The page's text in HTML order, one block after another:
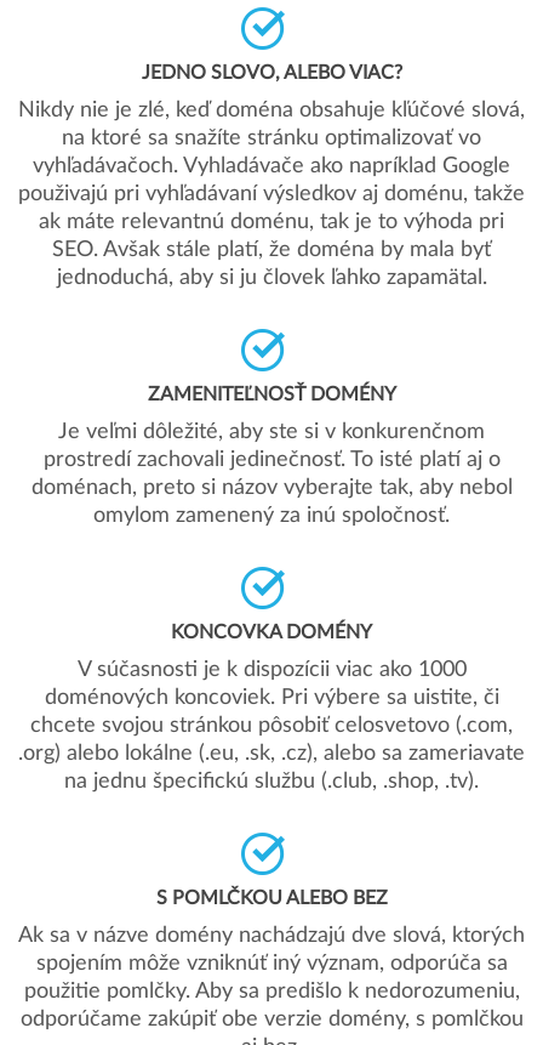
JEDNO SLOVO, ALEBO VIAC?
Nikdy nie je zlé, keď doména obsahuje kľúčové slová,
na ktoré sa snažíte stránku optimalizovať vo
vyhľadávačoch. Vyhladávače ako napríklad Google
použivajú pri vyhľadávaní výsledkov aj doménu, takže
ak máte relevantnú doménu, tak je to výhoda pri
SEO. Avšak stále platí, že doména by mala byť
jednoduchá, aby si ju človek ľahko zapamätal.
ZAMENITEĽNOSŤ DOMÉNY
Je veľmi dôležité, aby ste si v konkurenčnom
prostredí zachovali jedinečnosť. To isté platí aj o
doménach, preto si názov vyberajte tak, aby nebol
omylom zamenený za inú spoločnosť.
KONCOVKA DOMÉNY
V súčasnosti je k dispozícii viac ako 1000
doménových koncoviek. Pri výbere sa uistite, či
chcete svojou stránkou pôsobiť celosvetovo (.com,
.org) alebo lokálne (.eu, .sk, .cz), alebo sa zameriavate
na jednu špecifickú službu (.club, .shop, .tv).
S POMLČKOU ALEBO BEZ
Ak sa v názve domény nachádzajú dve slová, ktorých
spojením môže vzniknúť iný význam, odporúča sa
použitie pomlčky. Aby sa predišlo k nedorozumeniu,
odporúčame zakúpiť obe verzie domény, s pomlčkou